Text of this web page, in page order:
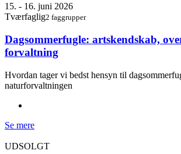
15. - 16. juni 2026
Tværfaglig2 faggrupper
Dagsommerfugle: artskendskab,
forvaltning
Hvordan tager vi bedst hensyn til
naturforvaltningen
Se mere
UDSOLGT